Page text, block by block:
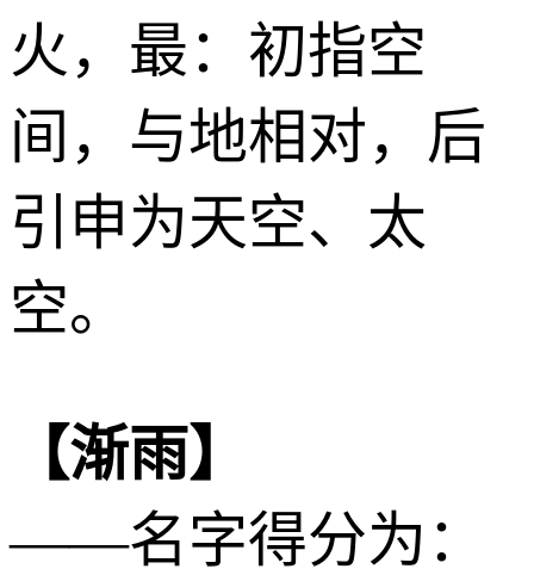
火 ，最：初指空
间，与地相对，后
引申为天空、太
空。
【渐雨】
——名字得分为：